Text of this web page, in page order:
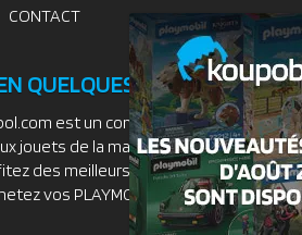
CONTACT
QUELQUES MOTS
est un comparateur de prix
jouets de la marque PLAYMOBIL.
des meilleurs prix du moment.
vos PLAYMOBIL moins chers.